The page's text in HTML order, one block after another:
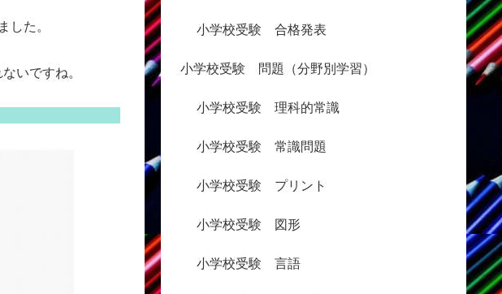
した。
いですね。
小学校受験 合格発表
小学校受験 問題（分野別学習）
小学校受験 理科的常識
小学校受験 常識問題
小学校受験 プリント
小学校受験 図形
小学校受験 言語